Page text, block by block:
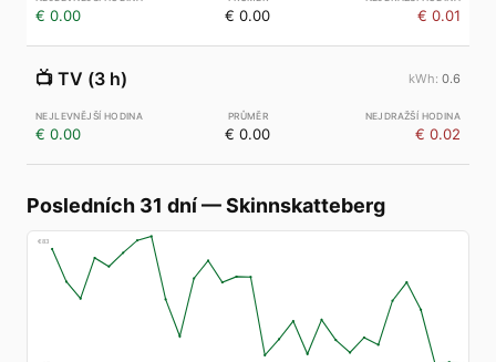
€ 0.00 € 0.00 € 0.01
📺 TV (3 h) 0.6
€ 0.00 € 0.00 € 0.02
Posledních 31 dní—Skinnskatteberg
€83